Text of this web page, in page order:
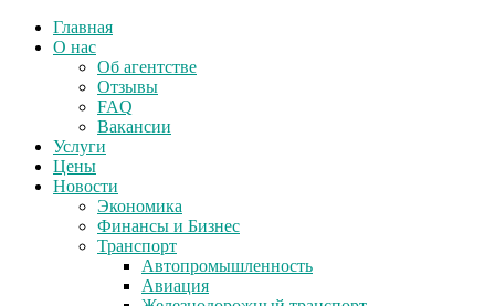
Главная
О нас
Об агентстве
Отзывы
FAQ
Вакансии
Услуги
Цены
Новости
Экономика
Финансы и Бизнес
Транспорт
Автопромышленность
Авиация